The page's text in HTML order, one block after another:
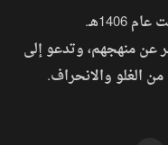
عن منهجهم، وتدعو إلى
الغلو والانحراف.